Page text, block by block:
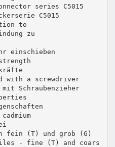
series C5015
C5015
to
zu
einschieben
with a screwdriver
Schraubenzieher
fein (T) und grob (G)
- fine (T) and coars